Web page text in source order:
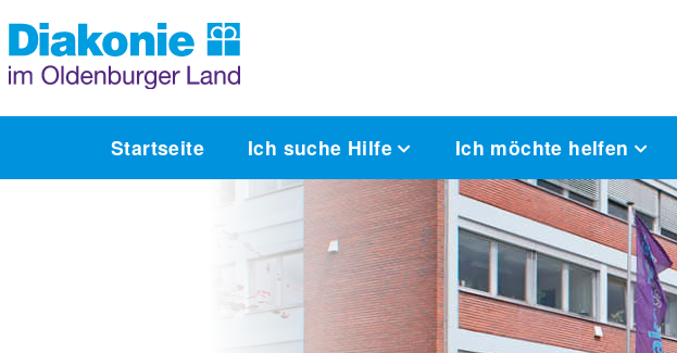
Startseite Ich suche Hilfe Ich möchte helfen